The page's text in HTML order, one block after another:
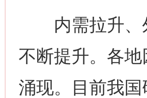
内需拉升、
不断提升。各
涌现。目前我